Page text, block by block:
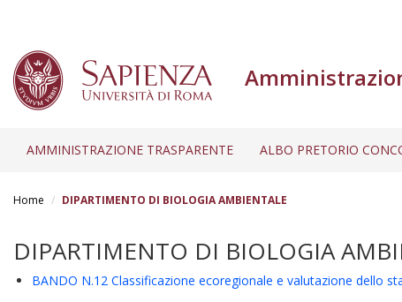
AMMINISTRAZIONE TRASPARENTE ALBO PRETORIO
Home DIPARTIMENTO DI BIOLOGIA AMBIENTALE
DIPARTIMENTO DI BIOLOGIA
BANDO N.12 Classificazione ecoregionale e valutazione dello